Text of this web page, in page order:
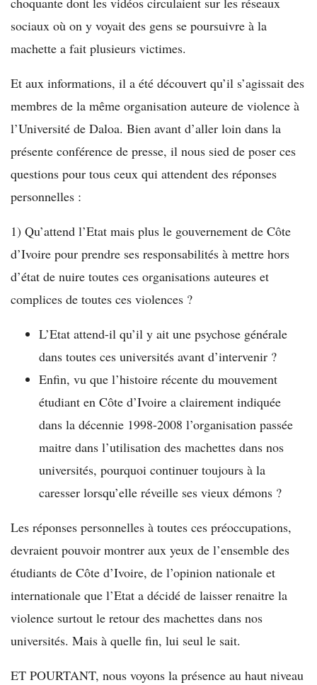
sociaux où on y voyait des gens se poursuivre à la
machette a fait plusieurs victimes.
Et aux informations, il a été découvert qu’il s’agissait des
membres de la même organisation auteure de violence à
l’Université de Daloa. Bien avant d’aller loin dans la
présente conférence de presse, il nous sied de poser ces
questions pour tous ceux qui attendent des réponses
personnelles :
1) Qu’attend l’Etat mais plus le gouvernement de Côte
d’Ivoire pour prendre ses responsabilités à mettre hors
d’état de nuire toutes ces organisations auteures et
complices de toutes ces violences ?
L’Etat attend-il qu’il y ait une psychose générale
dans toutes ces universités avant d’intervenir ?
Enfin, vu que l’histoire récente du mouvement
étudiant en Côte d’Ivoire a clairement indiquée
dans la décennie 1998-2008 l’organisation passée
maitre dans l’utilisation des machettes dans nos
universités, pourquoi continuer toujours à la
caresser lorsqu’elle réveille ses vieux démons ?
Les réponses personnelles à toutes ces préoccupations,
devraient pouvoir montrer aux yeux de l’ensemble des
étudiants de Côte d’Ivoire, de l’opinion nationale et
internationale que l’Etat a décidé de laisser renaitre la
violence surtout le retour des machettes dans nos
universités. Mais à quelle fin, lui seul le sait.
ET POURTANT, nous voyons la présence au haut niveau